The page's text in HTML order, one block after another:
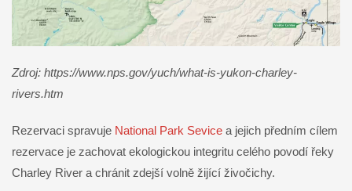
Zdroj: https://www.nps.gov/yuch/what-is-yukon-charley-
rivers.htm
Rezervaci spravuje National Park Sevice a jejich předním cílem
rezervace je zachovat ekologickou integritu celého povodí řeky
Charley River a chránit zdejší volně žijící živočichy.